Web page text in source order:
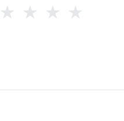
★ ★ ★